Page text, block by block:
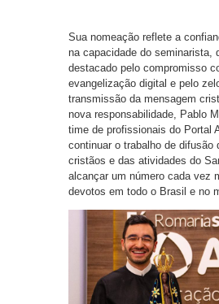
Sua nomeação reflete a
na capacidade do seminarista,
destacado pelo compromisso
evangelização digital e pelo
transmissão da mensagem
nova responsabilidade, Pablo
time de profissionais do Portal
continuar o trabalho de difusão
cristãos e das atividades do
alcançar um número cada vez
devotos em todo o Brasil e no